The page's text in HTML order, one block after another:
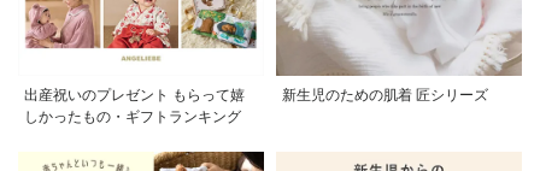
出産祝いのプレゼント もらって嬉
しかったもの・ギフトランキング
新生児のための肌着 匠シリーズ